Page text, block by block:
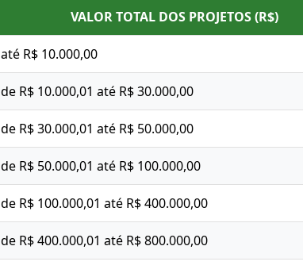
VALOR TOTAL DOS PROJETOS (R$)
até R$ 10.000,00
de R$ 10.000,01 até R$ 30.000,00
de R$ 30.000,01 até R$ 50.000,00
de R$ 50.000,01 até R$ 100.000,00
de R$ 100.000,01 até R$ 400.000,00
de R$ 400.000,01 até R$ 800.000,00